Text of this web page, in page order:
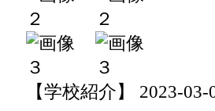
【学校紹介】 2023-